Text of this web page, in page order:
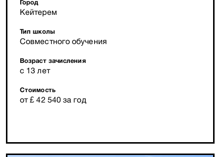
Город
Кейтерем
Тип школы
Совместного обучения
Возраст зачисления
с 13 лет
Стоимость
от £ 42 540 за год